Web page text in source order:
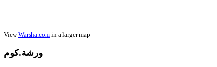
ViewWarsha.com in a larger map
ورشة.كوم